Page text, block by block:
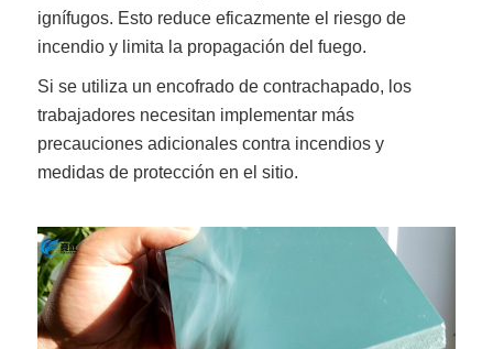
ignífugos. Esto reduce eficazmente el riesgo de
incendio y limita la propagación del fuego.
Si se utiliza un encofrado de contrachapado, los
trabajadores necesitan implementar más
precauciones adicionales contra incendios y
medidas de protección en el sitio.